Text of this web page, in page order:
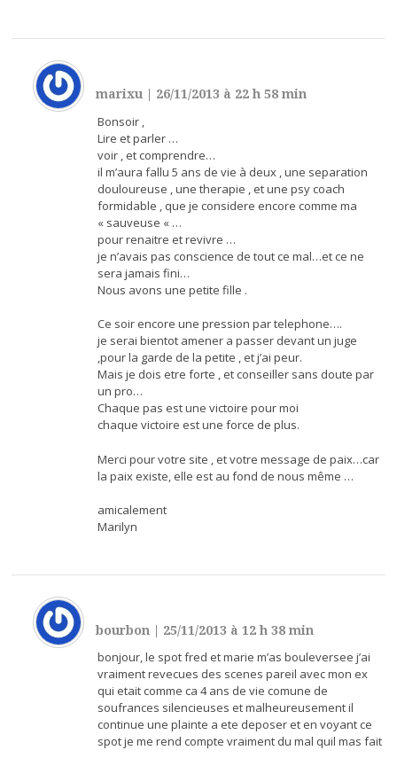
marixu 26/11/2013 à 22 h 58 min
Bonsoir ,
Lire et parler …
voir , et comprendre…
il m’aura fallu 5 ans de vie à deux , une separation
douloureuse , une therapie , et une psy coach
formidable , que je considere encore comme ma
« sauveuse « …
pour renaitre et revivre …
je n’avais pas conscience de tout ce mal…et ce ne
sera jamais fini…
Nous avons une petite fille .
Ce soir encore une pression par telephone….
je serai bientot amener a passer devant un juge
,pour la garde de la petite , et j’ai peur.
Mais je dois etre forte , et conseiller sans doute par
un pro…
Chaque pas est une victoire pour moi
chaque victoire est une force de plus.
Merci pour votre site , et votre message de paix…car
la paix existe, elle est au fond de nous même …
amicalement
Marilyn
bourbon 25/11/2013 à 12 h 38 min
bonjour, le spot fred et marie m’as bouleversee j’ai
vraiment revecues des scenes pareil avec mon ex
qui etait comme ca 4 ans de vie comune de
soufrances silencieuses et malheureusement il
continue une plainte a ete deposer et en voyant ce
spot je me rend compte vraiment du mal quil mas fait